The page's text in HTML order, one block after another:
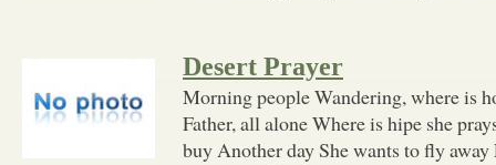
Desert Prayer
Morning people Wandering, where is
Father, all alone Where is hipe she
buy Another day She wants to fly